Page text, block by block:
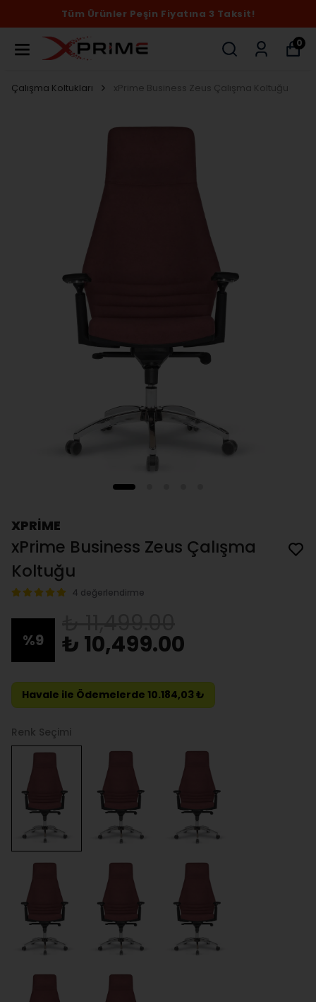
Tüm Ürünler Peşin Fiyatına 3 Taksit!
0
Çalışma Koltukları xPrime Business Zeus Çalışma Koltuğu
XPRİME
xPrime Business Zeus Çalışma
Koltuğu
4 değerlendirme
%9 ₺ 10,499.00
Havale ile Ödemelerde 10.184,03 ₺
Renk Seçimi